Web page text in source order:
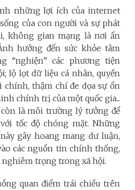
những lợi ích của internet
của con người và sự phát
không gian mạng là nơi ẩn
hưởng đến sức khỏe tâm
“nghiện” các phương tiện
lộ lọt dữ liệu cá nhân, quyền
chính, thậm chí đe dọa sự ổn
chính trị của một quốc gia...
là môi trường lý tưởng để
tốc độ chóng mặt. Những
gây hoang mang dư luận,
các nguồn tin chính thống,
nghiêm trọng trong xã hội.
quan điểm trái chiều trên